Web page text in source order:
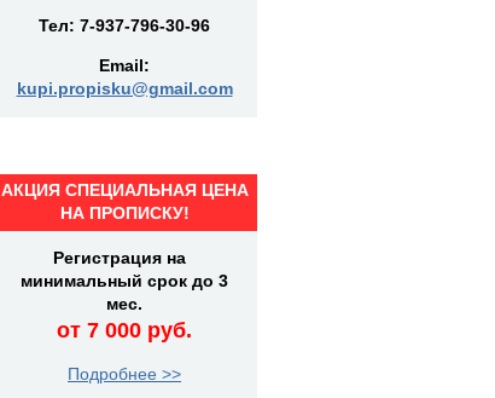
Тел: 7-937-796-30-96
Email:
kupi.propisku@gmail.com
АКЦИЯ СПЕЦИАЛЬНАЯ ЦЕНА
НА ПРОПИСКУ!
Регистрация на
минимальный срок до 3
мес.
от 7 000 руб.
Подробнее >>